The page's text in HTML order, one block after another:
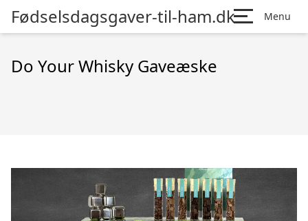
Fødselsdagsgaver-til-ham.dk Menu
Do Your Whisky Gaveæske